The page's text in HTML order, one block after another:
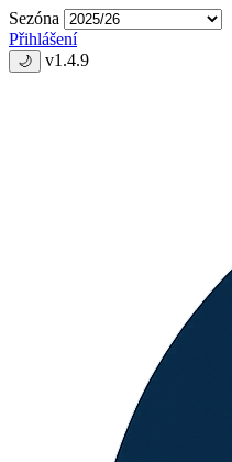
Sezóna
Přihlášení
🌙 v1.4.9